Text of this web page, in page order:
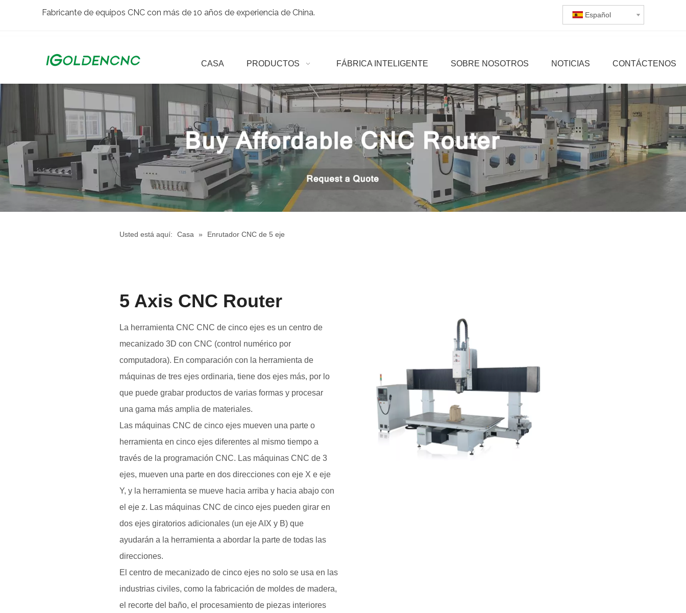
Fabricante de equipos CNC con más de 10 años de experiencia de China. Español
CASA PRODUCTOS FÁBRICA INTELIGENTE SOBRE NOSOTROS NOTICIAS CONTÁCTENOS
Usted está aquí: Casa » Enrutador CNC de 5 eje
5 Axis CNC Router
La herramienta CNC CNC de cinco ejes es un centro de
mecanizado 3D con CNC (control numérico por
computadora). En comparación con la herramienta de
máquinas de tres ejes ordinaria, tiene dos ejes más, por lo
que puede grabar productos de varias formas y procesar
una gama más amplia de materiales.
Las máquinas CNC de cinco ejes mueven una parte o
herramienta en cinco ejes diferentes al mismo tiempo a
través de la programación CNC. Las máquinas CNC de 3
ejes, mueven una parte en dos direcciones con eje X e eje
Y, y la herramienta se mueve hacia arriba y hacia abajo con
el eje z. Las máquinas CNC de cinco ejes pueden girar en
dos ejes giratorios adicionales (un eje AIX y B) que
ayudarán a la herramienta a abordar la parte de todas las
direcciones.
El centro de mecanizado de cinco ejes no solo se usa en las
industrias civiles, como la fabricación de moldes de madera,
el recorte del baño, el procesamiento de piezas interiores